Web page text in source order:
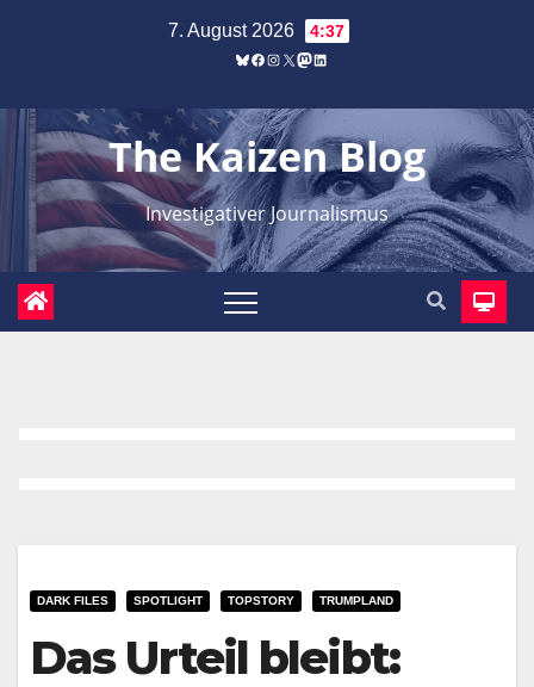
7. August 2026 4:37
Bluesky
Facebook
Instagram
X Mastodon
LinkedIn
The Kaizen Blog
Investigativer Journalismus
DARK FILES SPOTLIGHT TOPSTORY TRUMPLAND
Das Urteil bleibt: